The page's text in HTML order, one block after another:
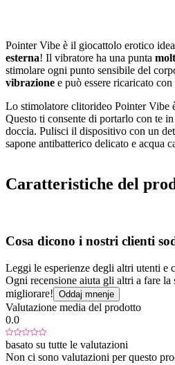
Pointer Vibe è il giocattolo erotico
esterna! Il vibratore ha una punta
stimolare ogni punto sensibile del
vibrazione e può essere ricaricato con
Lo stimolatore clitorideo Pointer Vibe
Questo ti consente di portarlo con te
doccia. Pulisci il dispositivo con un
sapone antibatterico delicato e acqua
Caratteristiche del
Cosa dicono i nostri clienti
Leggi le esperienze degli altri utenti e
Ogni recensione aiuta gli altri a fare la
migliorare! Oddaj mnenje
Valutazione media del prodotto
0.0
basato su tutte le valutazioni
Non ci sono valutazioni per questo